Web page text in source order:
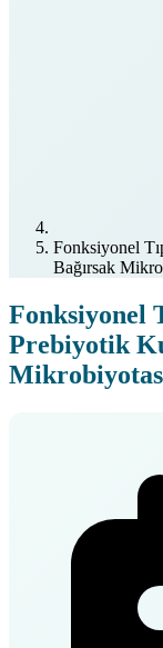
Fonksiyonel
Bağırsak
Fonksiyonel
Prebiyotik